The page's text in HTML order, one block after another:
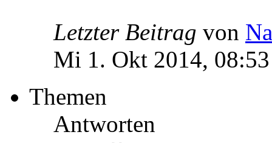
Letzter Beitrag von
Mi 1. Okt 2014, 08:53
Themen
Antworten